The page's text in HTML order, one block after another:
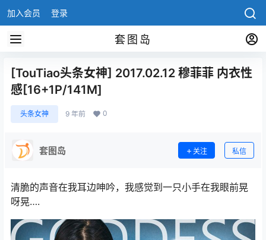
加入会员 登录
套图岛
[TouTiao头条女神] 2017.02.12 穆菲菲 内衣性
感[16+1P/141M]
头条女神 9 年前 0
套图岛 关注 私信
清脆的声音在我耳边呻吟，我感觉到一只小手在我眼前晃
呀晃….